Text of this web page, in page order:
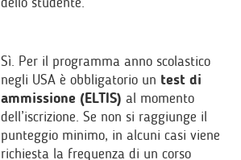
Sì. Per il programma anno scolastico
negli USA è obbligatorio un test di
ammissione (ELTIS) al momento
dell’iscrizione. Se non si raggiunge il
punteggio minimo, in alcuni casi viene
richiesta la frequenza di un corso